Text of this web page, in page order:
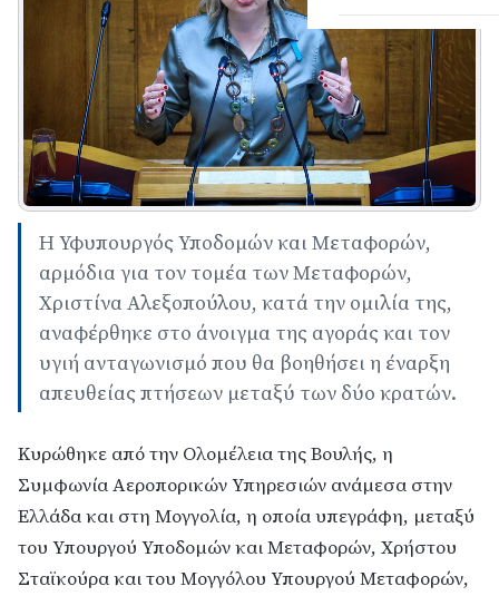
Η Υφυπουργός Υποδομών και Μεταφορών,
αρμόδια για τον τομέα των Μεταφορών,
Χριστίνα Αλεξοπούλου, κατά την ομιλία της,
αναφέρθηκε στο άνοιγμα της αγοράς και τον
υγιή ανταγωνισμό που θα βοηθήσει η έναρξη
απευθείας πτήσεων μεταξύ των δύο κρατών.
Κυρώθηκε από την Ολομέλεια της Βουλής, η
Συμφωνία Αεροπορικών Υπηρεσιών ανάμεσα στην
Ελλάδα και στη Μογγολία, η οποία υπεγράφη, μεταξύ
του Υπουργού Υποδομών και Μεταφορών, Χρήστου
Σταϊκούρα και του Μογγόλου Υπουργού Μεταφορών,